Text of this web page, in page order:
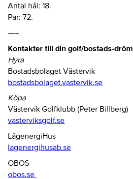
Antal hål: 18.
Par: 72.
—–
Kontakter till din golf/bostads-dröm
Hyra
Bostadsbolaget Västervik
bostadsbolaget.vastervik.se
Köpa
Västervik Golfklubb (Peter Billberg)
vasterviksgolf.se
LågenergiHus
lagenergihusab.se
OBOS
obos.se